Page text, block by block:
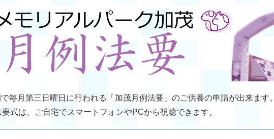
毎月第三日曜日に行われる「加茂月例法要」のご供養の申請が出来ます。
式は、ご自宅でスマートフォンやPCから視聴できます。